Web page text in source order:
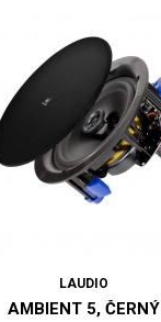
LAUDIO
AMBIENT 5, ČERNÝ